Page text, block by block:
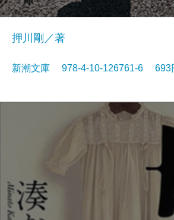
押川剛／著
新潮文庫 978-4-10-126761-6